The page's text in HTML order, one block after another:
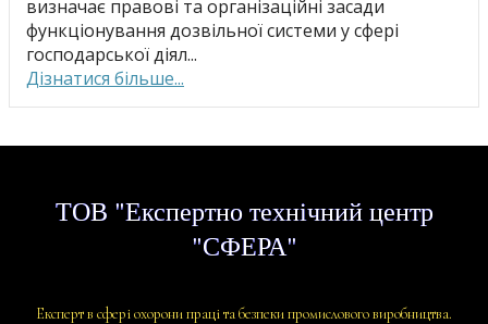
визначає правові та організаційні засади
функціонування дозвільної системи у сфері
господарської діял...
Дізнатися більше...
ТОВ "Експертно технічний центр
"СФЕРА"
Eксперт в сфері охорони праці та безпеки промислового виробництва.